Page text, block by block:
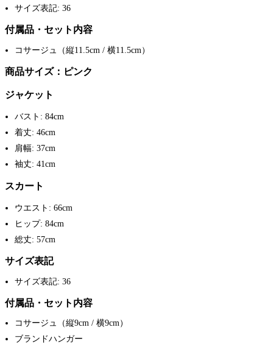
サイズ表記: 36
付属品・セット内容
コサージュ（縦11.5cm / 横11.5cm）
商品サイズ：ピンク
ジャケット
バスト: 84cm
着丈: 46cm
肩幅: 37cm
袖丈: 41cm
スカート
ウエスト: 66cm
ヒップ: 84cm
総丈: 57cm
サイズ表記
サイズ表記: 36
付属品・セット内容
コサージュ（縦9cm / 横9cm）
ブランドハンガー